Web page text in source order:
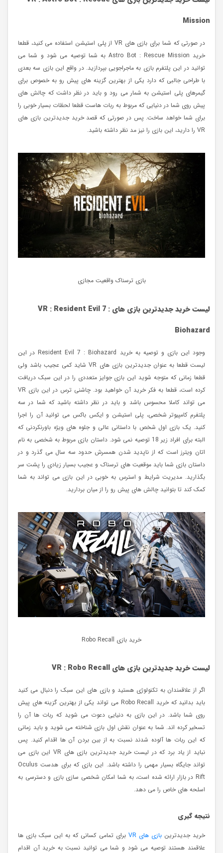
Mission
در صورتی که شما برای بازی های VR از پلی استیشن استفاده می کنید، قطعا
خرید Astro Bot : Rescue Mission به شما توصیه می شود و شما می
توانید در این پلتفرم بازی به ماجراجویی بپردازید. در واقع این بازی سه بعدی
با طراحی جالبی که دارد یکی از بهترین گزینه های پیش رو به خصوص برای
گیمرهای پلی استیشن به شمار می رود و باید در نظر داشت که چالش های
پیش روی شما در دنیایی که مربوط به ربات هاست قطعا لحظات بسیار خوبی را
برای شما خواهد ساخت. پس در صورتی که قصد خرید جدیدترین بازی های
VR را دارید، این بازی را نیز مد نظر داشته باشید.
بازی ترسناک واقعیت مجازی
لیست خرید جدیدترین بازی های VR : Resident Evil 7 :
Biohazard
وجود این بازی و توصیه به خرید Resident Evil 7 : Biohazard در این
لیست قطعا به عنوان جدیدترین بازی های VR شاید کمی عجیب باشد ولی
قطعا زمانی که متوجه شوید این بازی جوایز متعددی را در این سبک دریافت
کرده است، قطعا به فکر خرید آن خواهید بود. چاشنی ترس در این بازی VR
می تواند کاملا محسوس باشد و باید در نظر داشته باشید که شما در سه
پلتفرم کامپیوتر شخصی، پلی استیشن و ایکس باکس می توانید آن را اجرا
کنید. یک بازی اول شخص با داستانی عالی و جلوه های ویژه باورنکردنی که
البته برای افراد زیر 18 توصیه نمی شود. داستان بازی مربوط به شخصی به نام
اتان ویترز است که از ناپدید شدن همسرش حدود سه سال می گذرد و در
داستان بازی شما باید موقعیت های ترسناک و عجیب بسیار زیادی را پشت سر
بگذارید. مدیریت شرایط و استرس به خوبی در این بازی می تواند به شما
کمک کند تا بتوانید چالش های پیش رو را از میان بردارید.
خرید بازی Robo Recall
لیست خرید جدیدترین بازی های VR : Robo Recall
اگر از علاقمندان به تکنولوژی هستید و بازی های این سبک را دنبال می کنید
باید بدانید که خرید Robo Recall می تواند یکی از بهترین گزینه های پیش
روی شما باشد. در این بازی به دنیایی دعوت می شوید که ربات ها آن را
تسخیر کرده اند. شما به عنوان نقش اول بازی شناخته می شوید و باید زمانی
که این ربات ها آلوده شدند نسبت به از بین بردن آن ها اقدام کنید. پس
نباید از یاد برد که در لیست خرید جدیدترین بازی های VR این بازی می
تواند جایگاه بسیار مهمی را داشته باشد. این بازی که برای هدست Oculus
Rift در بازار ارائه شده است، به شما امکان شخصی سازی بازی و دسترسی به
اسلحه های خاص را می دهد.
نتیجه گیری
خرید جدیدترینبازی های VR
برای تمامی کسانی که به این سبک بازی ها
علاقمند هستند توصیه می شود و شما می توانید نسبت به خرید آن اقدام